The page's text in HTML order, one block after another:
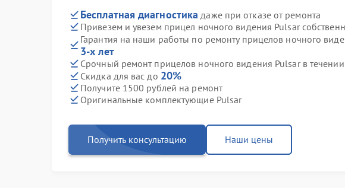
Бесплатная диагностика даже при отказе от ремонта
Привезем и увезем прицел ночного видения Pulsar
Гарантия на наши работы по ремонту прицелов ночного
3-х лет
Срочный ремонт прицелов ночного видения Pulsar в течении
Скидка для вас до 20%
Получите 1500 рублей на ремонт
Оригинальные комплектующие Pulsar
Получить консультацию Наши цены